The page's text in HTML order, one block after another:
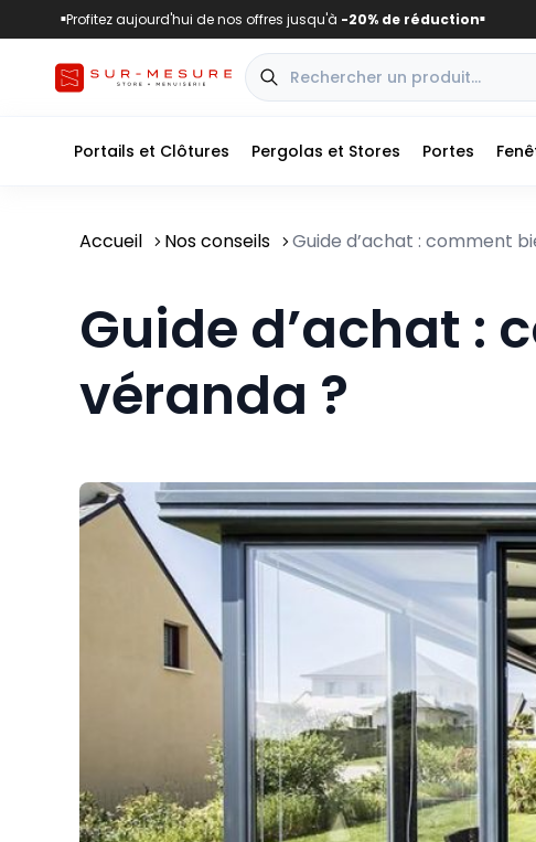
■Profitez aujourd'hui de nos offres jusqu'à -20% de réduction■
Portails et Clôtures Pergolas et Stores Portes
Accueil Nos conseils Guide d’achat : comment
Guide d’achat :
véranda ?